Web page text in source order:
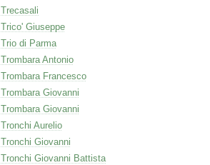
Trecasali
Trico' Giuseppe
Trio di Parma
Trombara Antonio
Trombara Francesco
Trombara Giovanni
Trombara Giovanni
Tronchi Aurelio
Tronchi Giovanni
Tronchi Giovanni Battista